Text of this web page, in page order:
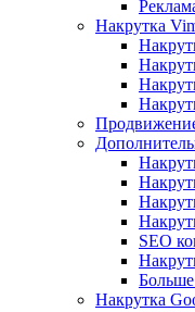
Накрутка
SEO
Больше
Накрутка